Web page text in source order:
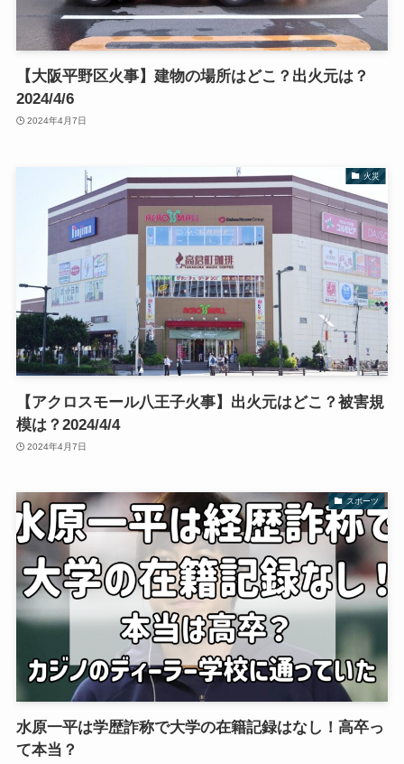
【大阪平野区火事】建物の場所はどこ？出火元は？
2024/4/6
2024年4月7日
火災
【アクロスモール八王子火事】出火元はどこ？被害規
模は？2024/4/4
2024年4月7日
スポーツ
水原一平は学歴詐称で大学の在籍記録はなし！高卒っ
て本当？